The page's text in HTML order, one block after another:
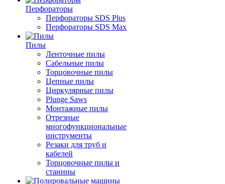
Перфораторы
Перфораторы SDS Plus
Перфораторы SDS Max
Пилы
Ленточные пилы
Сабельные пилы
Торцовочные пилы
Цепные пилы
Циркулярные пилы
Plunge Saws
Монтажные пилы
Отрезные
многофункциональные
инструменты
Резаки для труб и
кабелей
Торцовочные пилы и
станины